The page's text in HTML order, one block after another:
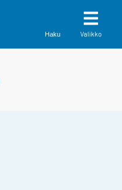
Haku Valikko